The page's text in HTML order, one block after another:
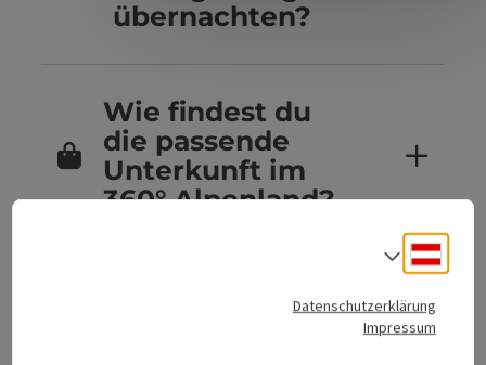
übernachten?
Wie findest du
die passende
Unterkunft im
360° Alpenland?
Sind Hunde inDatenschutzerklärung
Impressum